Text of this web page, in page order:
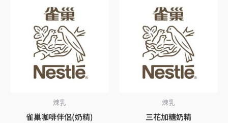
煉乳
雀巢咖啡伴侶(奶精)
煉乳
三花加糖奶精